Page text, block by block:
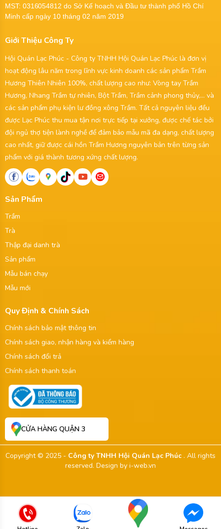
MST: 0316054812 do Sở Kế hoạch và Đầu tư thành phố Hồ Chí
Minh cấp ngày 10 tháng 02 năm 2019
Giới Thiệu Công Ty
Hội Quán Lạc Phúc - Công ty TNHH Hội Quán Lạc Phúc là đơn vị
hoạt động lâu năm trong lĩnh vực kinh doanh các sản phẩm Trầm
Hương Thiên Nhiên 100%, chất lượng cao như: Vòng tay Trầm
Hương, Nhang Trầm tự nhiên, Bột Trầm, Trầm cảnh phong thủy,... và
các sản phẩm phụ kiện lư đồng xông Trầm. Tất cả nguyên liệu đều
được Lạc Phúc thu mua tận nơi trực tiếp tại xưởng, được chế tác bởi
đội ngủ thợ tiện lành nghề để đảm bảo mẫu mã đa dạng, chất lượng
cao nhất, giữ được cái hồn Trầm Hương nguyên bản trên từng sản
phẩm với giá thành tương xứng chất lượng.
Sản Phẩm
Trầm
Trà
Thập đại danh trà
Sản phẩm
Mẫu bán chạy
Mẫu mới
Quy Định & Chính Sách
Chính sách bảo mật thông tin
Chính sách giao, nhận hàng và kiểm hàng
Chính sách đổi trả
Chính sách thanh toán
CỬA HÀNG QUẬN 3
Copyright © 2025 - Công ty TNHH Hội Quán Lạc Phúc . All rights
reserved. Design by i-web.vn